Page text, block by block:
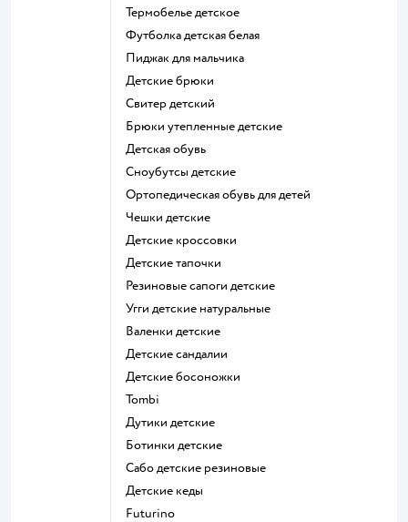
Термобелье детское
Футболка детская белая
Пиджак для мальчика
Детские брюки
Свитер детский
Брюки утепленные детские
Детская обувь
Сноубутсы детские
Ортопедическая обувь для детей
Чешки детские
Детские кроссовки
Детские тапочки
Резиновые сапоги детские
Угги детские натуральные
Валенки детские
Детские сандалии
Детские босоножки
Tombi
Дутики детские
Ботинки детские
Сабо детские резиновые
Детские кеды
Futurino